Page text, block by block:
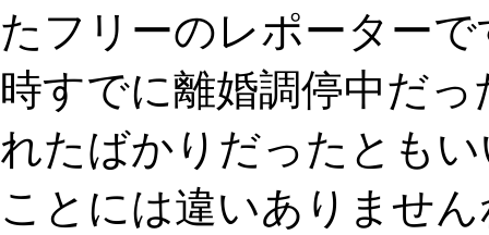
たフリーのレポーター
時すでに離婚調停中だ
れたばかりだったとも
ことには違いありませ